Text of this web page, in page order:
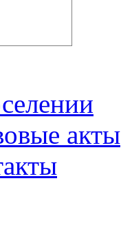
акты